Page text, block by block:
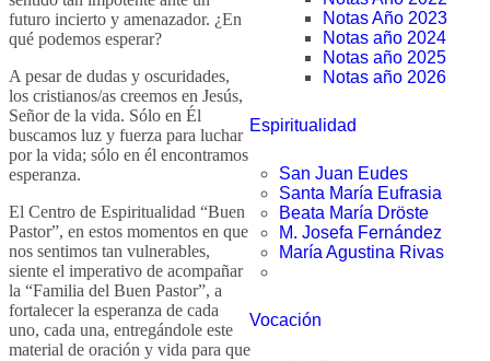
Notas Año 2023
Notas año 2024
Notas año 2025
Notas año 2026
Espiritualidad
San Juan Eudes
Santa María Eufrasia
Beata María Dröste
M. Josefa Fernández
María Agustina Rivas
Vocación
futuro incierto y amenazador. ¿En
qué podemos esperar?
A pesar de dudas y oscuridades,
los cristianos/as creemos en Jesús,
Señor de la vida. Sólo en Él
buscamos luz y fuerza para luchar
por la vida; sólo en él encontramos
esperanza.
El Centro de Espiritualidad “Buen
Pastor”, en estos momentos en que
nos sentimos tan vulnerables,
siente el imperativo de acompañar
la “Familia del Buen Pastor”, a
fortalecer la esperanza de cada
uno, cada una, entregándole este
material de oración y vida para que